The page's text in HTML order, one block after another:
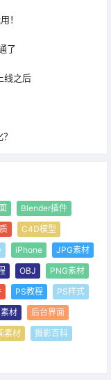
！
了
线之后
Blender插件
C4D模型
iPhone
JPG素材
OBJ
PNG素材
PS教程
PS样式
材
后台界面
素材
摄影百科